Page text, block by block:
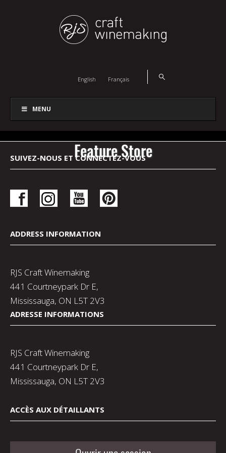
English Français
MENU
Feature Store
SUIVEZ-NOUS ET CONNECTEZ-VOUS
ADDRESS INFORMATION
RJS Craft Winemaking
441 Courtneypark Dr E,
Mississauga, ON L5T 2V3
ADRESSE INFORMATIONS
RJS Craft Winemaking
441 Courtneypark Dr E,
Mississauga, ON L5T 2V3
ACCÈS AUX DÉTAILLANTS